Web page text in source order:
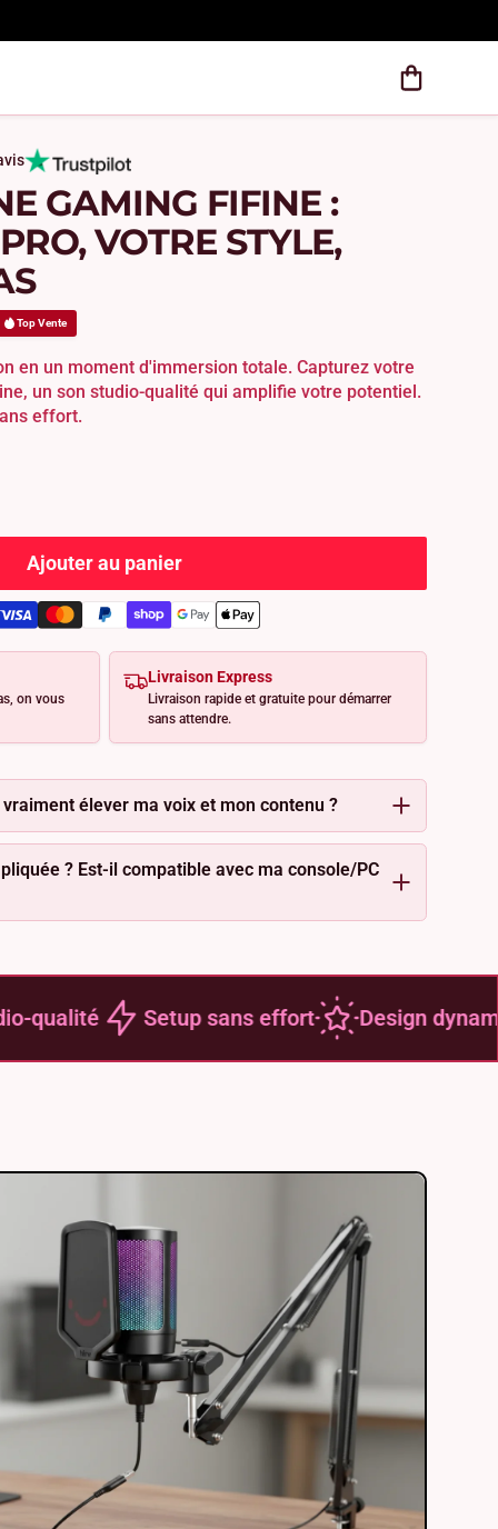
GAMING FIFINE :
VOTRE STYLE,
Top Vente
en un moment d'immersion totale. Capturez votre
un son studio-qualité qui amplifie votre potentiel.
effort.
Ajouter au panier
on vous
Livraison Express
Livraison rapide et gratuite pour démarrer
sans attendre.
élever ma voix et mon contenu ?
? Est-il compatible avec ma console/PC
Setup sans effort Design